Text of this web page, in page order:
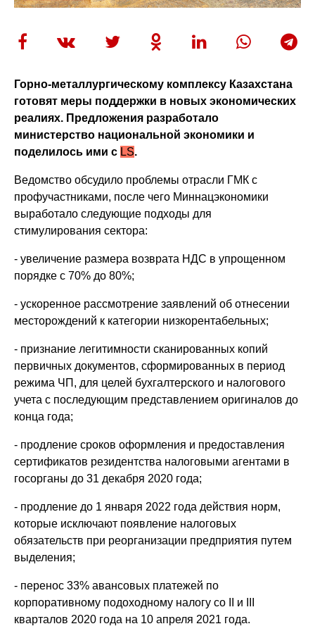
Горно-металлургическому комплексу Казахстана
готовят меры поддержки в новых экономических
реалиях. Предложения разработало
министерство национальной экономики и
поделилось ими с LS.
Ведомство обсудило проблемы отрасли ГМК с
профучастниками, после чего Миннацэкономики
выработало следующие подходы для
стимулирования сектора:
- увеличение размера возврата НДС в упрощенном
порядке с 70% до 80%;
- ускоренное рассмотрение заявлений об отнесении
месторождений к категории низкорентабельных;
- признание легитимности сканированных копий
первичных документов, сформированных в период
режима ЧП, для целей бухгалтерского и налогового
учета с последующим представлением оригиналов до
конца года;
- продление сроков оформления и предоставления
сертификатов резидентства налоговыми агентами в
госорганы до 31 декабря 2020 года;
- продление до 1 января 2022 года действия норм,
которые исключают появление налоговых
обязательств при реорганизации предприятия путем
выделения;
- перенос 33% авансовых платежей по
корпоративному подоходному налогу со II и III
кварталов 2020 года на 10 апреля 2021 года.